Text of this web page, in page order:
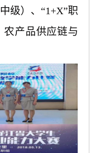
级）、“1+X”职
产品供应链与